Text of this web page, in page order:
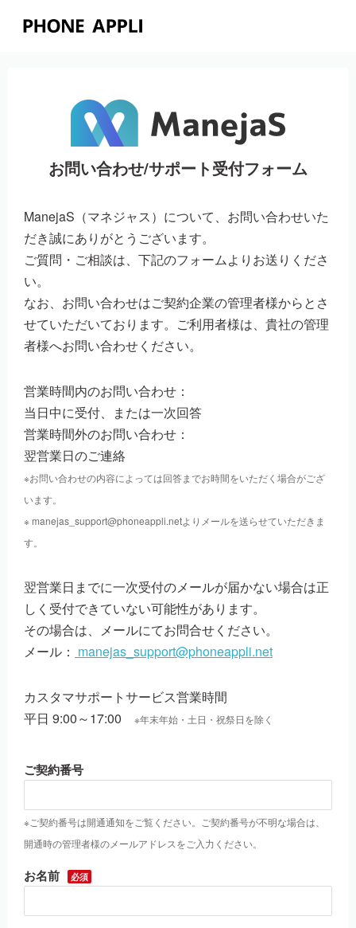
お問い合わせ/サポート受付フォーム
ManejaS（マネジャス）について、お問い合わせいた
だき誠にありがとうございます。
ご質問・ご相談は、下記のフォームよりお送りくださ
い。
なお、お問い合わせはご契約企業の管理者様からとさ
せていただいております。 ご利用者様は、貴社の管理
者様へお問い合わせください。
営業時間内のお問い合わせ：
当日中に受付、または一次回答
営業時間外のお問い合わせ：
翌営業日のご連絡
※お問い合わせの内容によっては回答までお時間をいただく場合がござ
います。
※ manejas_support@phoneappli.netよりメールを送らせていただきま
す。
翌営業日までに一次受付のメールが届かない場合は正
しく受付できていない可能性があります。
その場合は、メールにてお問合せください。
メール： manejas_support@phoneappli.net
カスタマサポートサービス営業時間
平日 9:00～17:00
※年末年始・土日・祝祭日を除く
ご契約番号
※ご契約番号は開通通知をご覧ください。ご契約番号が不明な場合は、
開通時の管理者様のメールアドレスをご入力ください。
お名前